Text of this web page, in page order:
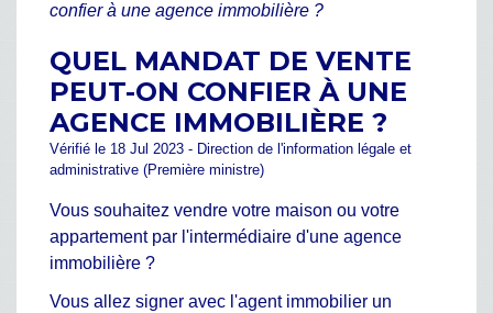
confier à une agence immobilière ?
QUEL MANDAT DE VENTE
PEUT-ON CONFIER À UNE
AGENCE IMMOBILIÈRE ?
Vérifié le 18 Jul 2023 - Direction de l'information légale et
administrative (Première ministre)
Vous souhaitez vendre votre maison ou votre
appartement par l'intermédiaire d'une agence
immobilière ?
Vous allez signer avec l'agent immobilier un